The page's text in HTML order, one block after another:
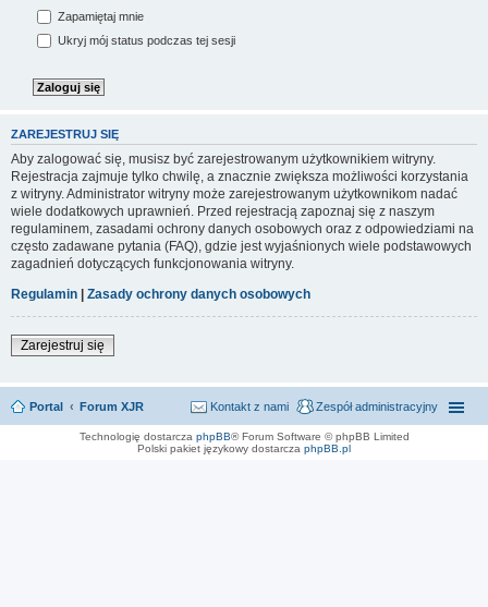
Zapamiętaj mnie
Ukryj mój status podczas tej sesji
ZAREJESTRUJ SIĘ
Aby zalogować się, musisz być zarejestrowanym użytkownikiem witryny.
Rejestracja zajmuje tylko chwilę, a znacznie zwiększa możliwości korzystania
z witryny. Administrator witryny może zarejestrowanym użytkownikom nadać
wiele dodatkowych uprawnień. Przed rejestracją zapoznaj się z naszym
regulaminem, zasadami ochrony danych osobowych oraz z odpowiedziami na
często zadawane pytania (FAQ), gdzie jest wyjaśnionych wiele podstawowych
zagadnień dotyczących funkcjonowania witryny.
Regulamin
Zasady ochrony danych osobowych
Zarejestruj się
Portal Forum XJR Zespół administracyjny
Kontakt z nami
Technologię dostarcza phpBB® Forum Software © phpBB Limited
Polski pakiet językowy dostarcza phpBB.pl